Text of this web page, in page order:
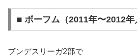
■ ボーフム（2011年〜2012年
ブンデスリーガ2部で